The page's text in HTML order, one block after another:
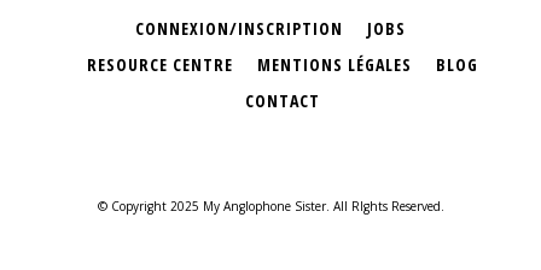
CONNEXION/INSCRIPTION
JOBS
RESOURCE CENTRE
MENTIONS LÉGALES
BLOG
CONTACT
© Copyright 2025 My Anglophone Sister. All RIghts Reserved.